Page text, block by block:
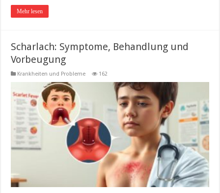
Mehr lesen
Scharlach: Symptome, Behandlung und
Vorbeugung
Krankheiten und Probleme 162